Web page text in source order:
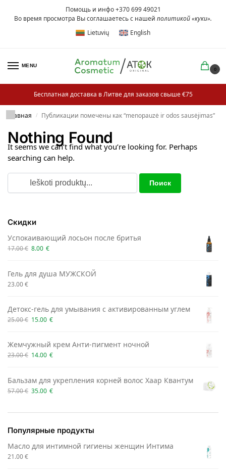
Помощь и инфо +370 699 49021
Во время просмотра Вы соглашаетесь с нашей политикой «куки».
Lietuvių
English
MENU
0
Бесплатная доставка в Литве для заказов свыше €75
Главная / Публикации помечены как “menopauzė ir odos sausėjimas”
Nothing Found
It seems we can’t find what you’re looking for. Perhaps
searching can help.
Скидки
Успокаивающий лосьон после бритья
17.00€ 8.00 €
Гель для душа МУЖСКОЙ
23.00€
Детокс-гель для умывания с активированным углем
25.00€ 15.00 €
Жемчужный крем Анти-пигмент ночной
23.00€ 14.00 €
Бальзам для укрепления корней волос Хаар Квантум
57.00€ 35.00 €
Популярные продукты
Масло для интимной гигиены женщин Интима
21.00€